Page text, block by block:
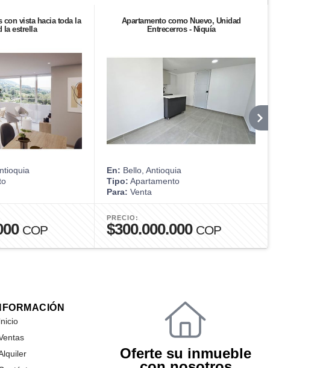
con vista hacia toda la
la estrella
COP
Apartamento como Nuevo, Unidad
Entrecerros - Niquía
En: Bello, Antioquia
Tipo: Apartamento
Para: Venta
PRECIO:
$300.000.000 COP
Oferte su inmueble